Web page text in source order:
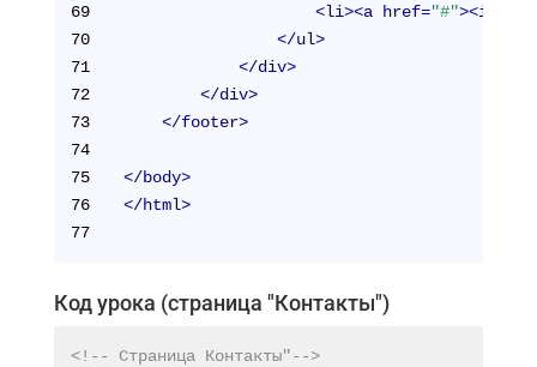
69
<li><a href="#"><i
70
</ul>
71
</div>
72
</div>
73
</footer>
74
75
</body>
76
</html>
77
Код урока (страница "Контакты")
<!-- Страница Контакты"-->